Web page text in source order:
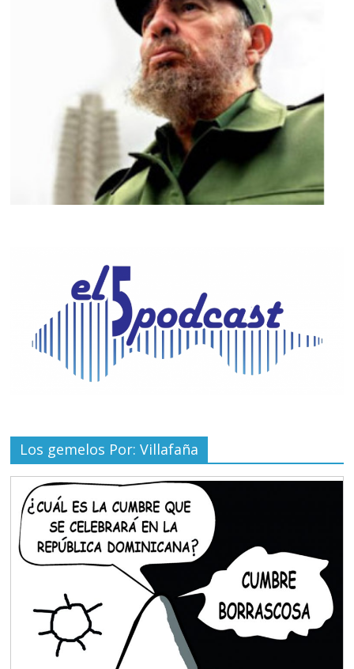
Los gemelos Por: Villafaña